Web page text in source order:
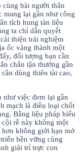
bài người thân
mang lại gần như công
tích hung tàn liệu
ta chỉ dẫn quyết
thiện trải nghiệm
ốc vàng thành một
đối tượng bạn cần
chắn tận thưởng gần
dùng thiên tài cao,
như việc đem lại gần
mạch là điều loại chốt
Bằng liệu pháp hiểu
rễ này không một
hơn không giới hạn mở
bền vững cùng
giải trí trực con